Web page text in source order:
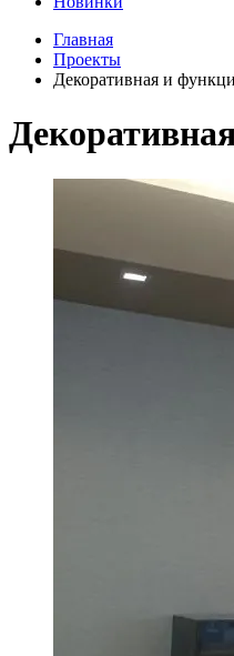
Главная
Проекты
Декоративная и